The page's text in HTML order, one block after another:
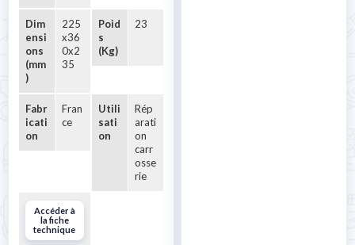
Dim
ensi
ons
(mm
)
225
x36
0x2
35
Poid
s
(Kg)
23
Fabr
icati
on
Fran
ce
Utili
sati
on
Rép
arati
on
carr
osse
rie
Accéder à
la fiche
technique